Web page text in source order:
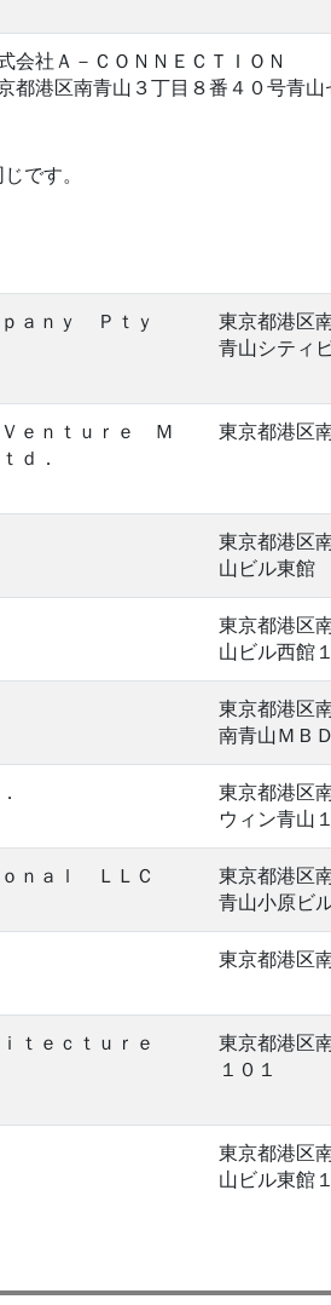
会社Ａ－ＣＯＮＮＥＣＴＩＯＮ
都港区南青山３丁目８番４０号青山
です。
ａｎｙ Ｐｔｙ
東京都港区
青山シティ
ｅｎｔｕｒｅ Ｍ
ｄ．
東京都港区
東京都港区
山ビル東館
東京都港区
山ビル西館
東京都港区
南青山ＭＢ
東京都港区
ウィン青山
ｎａｌ ＬＬＣ
東京都港区
青山小原ビ
東京都港区
ｔｅｃｔｕｒｅ
東京都港区
１０１
東京都港区
山ビル東館